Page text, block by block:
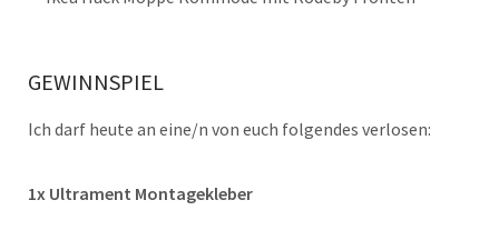
GEWINNSPIEL
Ich darf heute an eine/n von euch folgendes verlosen:
1x Ultrament Montagekleber